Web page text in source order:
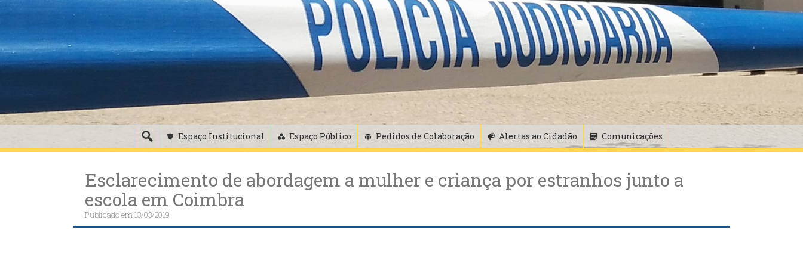
Skip
Espaço Institucional Espaço Público Pedidos de Colaboração Alertas ao Cidadão Comunicações
Esclarecimento de abordagem a mulher e criança por estranhos junto a
escola em Coimbra
Publicado em13/03/2019